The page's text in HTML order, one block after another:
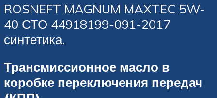
ROSNEFT MAGNUM MAXTEC 5W-
40 СТО 44918199-091-2017
синтетика.
Трансмиссионное масло в
коробке переключения передач